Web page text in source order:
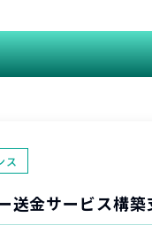
ス
送金サービス構築